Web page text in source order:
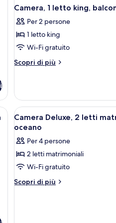
Camera, 1 letto king,
Per 2 persone
1 letto king
Wi-Fi gratuito
Scopri di più
Altri
1
letto
king,
balcone,
oceano
scrivania, una TV e un balcone con
Apri
tutte
le
foto
per
Camera
Deluxe,
1
Camera Deluxe, 2 letti
oceano
Per 4 persone
2 letti matrimoniali
Wi-Fi gratuito
Scopri di più
Altri